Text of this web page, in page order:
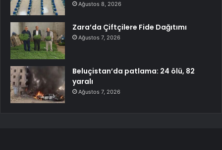
Ağustos 8, 2026
Zara’da Çiftçilere Fide Dağıtımı
Ağustos 7, 2026
Beluçistan’da patlama: 24 ölü, 82
yaralı
Ağustos 7, 2026